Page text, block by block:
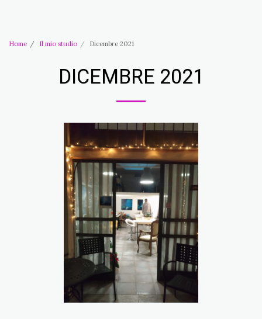
Home Il mio studio Dicembre 2021
DICEMBRE 2021